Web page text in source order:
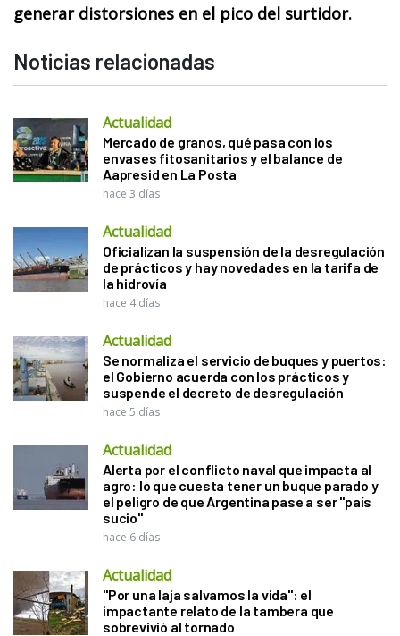
generar distorsiones en el pico del surtidor.
Noticias relacionadas
Actualidad
Mercado de granos, qué pasa con los
envases fitosanitarios y el balance de
Aapresid en La Posta
hace 3 días
Actualidad
Oficializan la suspensión de la desregulación
de prácticos y hay novedades en la tarifa de
la hidrovía
hace 4 días
Actualidad
Se normaliza el servicio de buques y puertos:
el Gobierno acuerda con los prácticos y
suspende el decreto de desregulación
hace 5 días
Actualidad
Alerta por el conflicto naval que impacta al
agro: lo que cuesta tener un buque parado y
el peligro de que Argentina pase a ser "país
sucio"
hace 6 días
Actualidad
"Por una laja salvamos la vida": el
impactante relato de la tambera que
sobrevivió al tornado